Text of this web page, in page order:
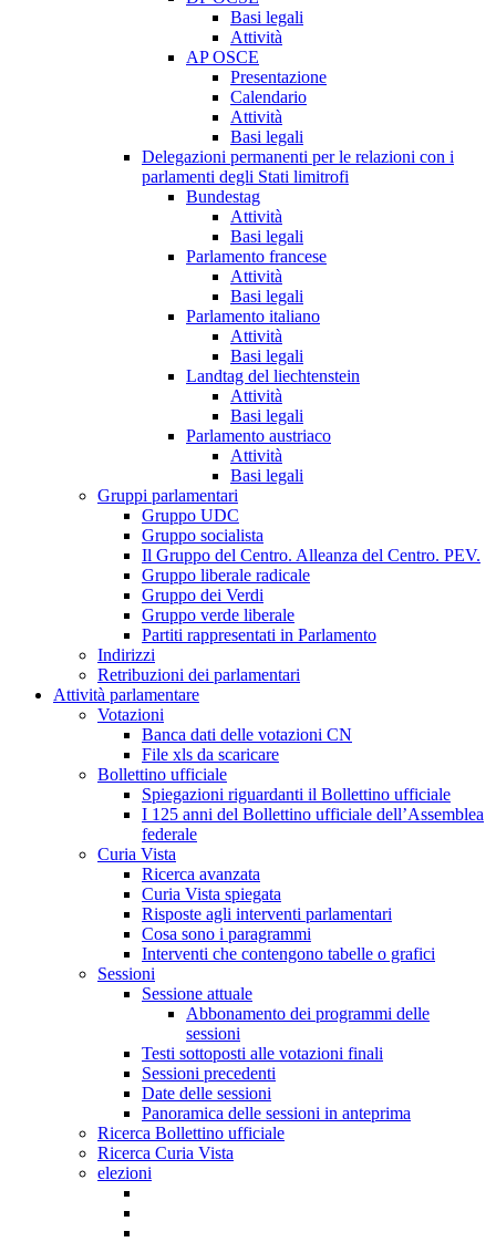
Basi legali
Attività
AP OSCE
Presentazione
Calendario
Attività
Basi legali
Delegazioni permanenti per le relazioni con i
parlamenti degli Stati limitrofi
Bundestag
Attività
Basi legali
Parlamento francese
Attività
Basi legali
Parlamento italiano
Attività
Basi legali
Landtag del liechtenstein
Attività
Basi legali
Parlamento austriaco
Attività
Basi legali
Gruppi parlamentari
Gruppo UDC
Gruppo socialista
Il Gruppo del Centro. Alleanza del Centro. PEV.
Gruppo liberale radicale
Gruppo dei Verdi
Gruppo verde liberale
Partiti rappresentati in Parlamento
Indirizzi
Retribuzioni dei parlamentari
Attività parlamentare
Votazioni
Banca dati delle votazioni CN
File xls da scaricare
Bollettino ufficiale
Spiegazioni riguardanti il Bollettino ufficiale
I 125 anni del Bollettino ufficiale dell’Assemblea
federale
Curia Vista
Ricerca avanzata
Curia Vista spiegata
Risposte agli interventi parlamentari
Cosa sono i paragrammi
Interventi che contengono tabelle o grafici
Sessioni
Sessione attuale
Abbonamento dei programmi delle
sessioni
Testi sottoposti alle votazioni finali
Sessioni precedenti
Date delle sessioni
Panoramica delle sessioni in anteprima
Ricerca Bollettino ufficiale
Ricerca Curia Vista
elezioni